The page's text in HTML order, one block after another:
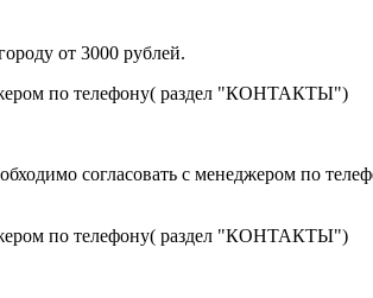
от 3000 рублей.
по телефону( раздел "КОНТАКТЫ")
согласовать с менеджером по
по телефону( раздел "КОНТАКТЫ")